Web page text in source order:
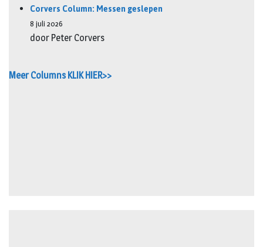
Corvers Column: Messen geslepen
8 juli 2026
door Peter Corvers
Meer Columns KLIK HIER>>